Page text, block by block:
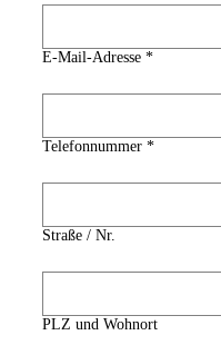
E-Mail-Adresse *
Telefonnummer *
Straße / Nr.
PLZ und Wohnort